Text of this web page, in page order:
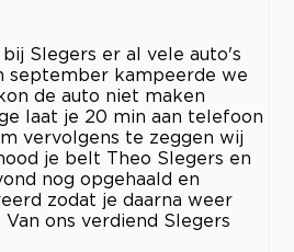
Slegers er al vele auto's
september kampeerde we
de auto niet maken
laat je 20 min aan telefoon
vervolgens te zeggen wij
je belt Theo Slegers en
nog opgehaald en
zodat je daarna weer
ons verdiend Slegers